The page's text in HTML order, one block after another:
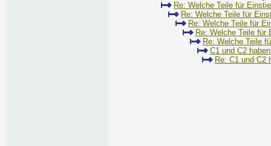
Re: Welche Teile für
Re: Welche Teile für
Re: Welche Teile für
Re: Welche Teile für
Re: Welche Teile
C1 und C2
Re: C1 und C2